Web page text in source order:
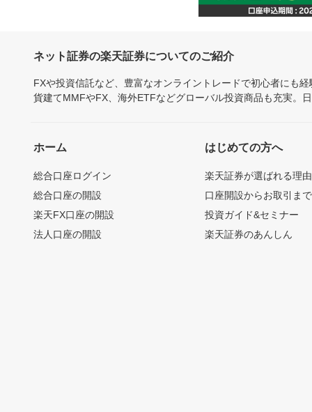
ネット証券の楽天証券についてのご紹介
FXや投資信託など、豊富なオンライントレードで初心者にも
貨建てMMFやFX、海外ETFなどグローバル投資商品も充実。
ホーム
総合口座ログイン
総合口座の開設
楽天FX口座の開設
法人口座の開設
はじめての方へ
楽天証券が選ばれる理由
口座開設からお取引ま
投資ガイド&セミナー
楽天証券のあんしん